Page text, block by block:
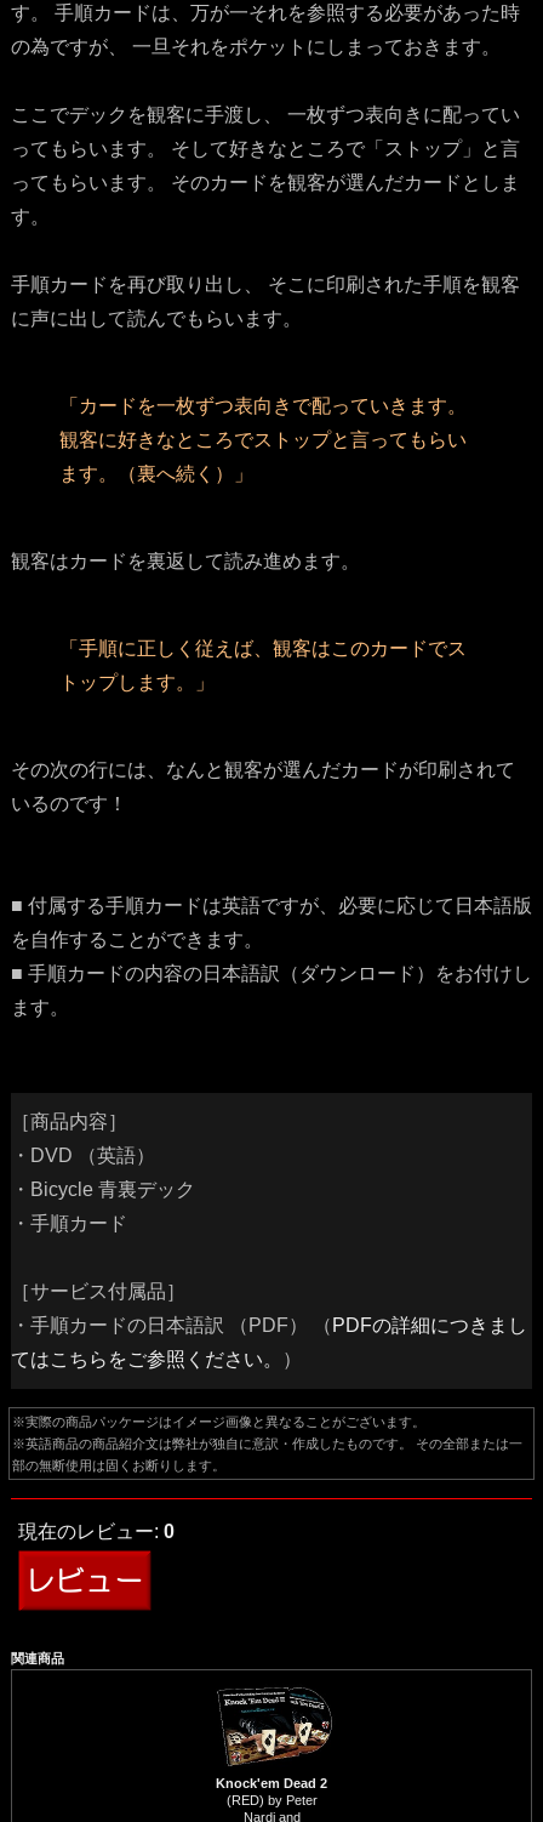
す。 手順カードは、万が一それを参照する必要があった時
の為ですが、 一旦それをポケットにしまっておきます。
ここでデックを観客に手渡し、 一枚ずつ表向きに配ってい
ってもらいます。 そして好きなところで「ストップ」と言
ってもらいます。 そのカードを観客が選んだカードとしま
す。
手順カードを再び取り出し、 そこに印刷された手順を観客
に声に出して読んでもらいます。
「カードを一枚ずつ表向きで配っていきます。
観客に好きなところでストップと言ってもらい
ます。（裏へ続く）」
観客はカードを裏返して読み進めます。
「手順に正しく従えば、観客はこのカードでス
トップします。」
その次の行には、なんと観客が選んだカードが印刷されて
いるのです！
■ 付属する手順カードは英語ですが、必要に応じて日本語版
を自作することができます。
■ 手順カードの内容の日本語訳（ダウンロード）をお付けし
ます。
［商品内容］
・DVD （英語）
・Bicycle 青裏デック
・手順カード
［サービス付属品］
・手順カードの日本語訳 （PDF） （ PDFの詳細につきまし
てはこちらをご参照ください。
）
※実際の商品パッケージはイメージ画像と異なることがございます。
※英語商品の商品紹介文は弊社が独自に意訳・作成したものです。 その全部または一
部の無断使用は固くお断りします。
現在のレビュー: 0
関連商品
Knock'em Dead 2
(RED) by Peter
Nardi and